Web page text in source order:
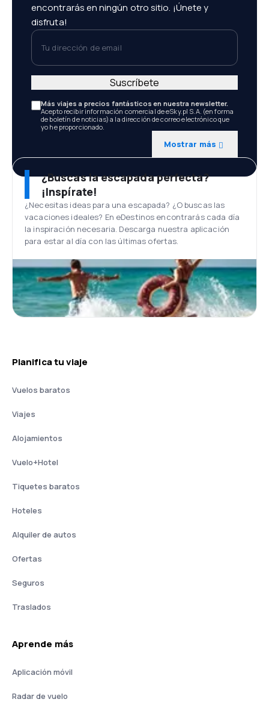
encontrarás en ningún otro sitio. ¡Únete y
disfruta!
Tu dirección de email
Más viajes a precios fantásticos en nuestra newsletter.
Acepto recibir información comercial de eSky.pl S.A. (en forma
de boletín de noticias) a la dirección de correo electrónico que
yo he proporcionado.
Mostrar más
Suscríbete
¿Buscas la escapada perfecta?
¡Inspírate!
¿Necesitas ideas para una escapada? ¿O buscas las
vacaciones ideales? En eDestinos encontrarás cada día
la inspiración necesaria. Descarga nuestra aplicación
para estar al día con las últimas ofertas.
Planifica tu viaje
Vuelos baratos
Viajes
Alojamientos
Vuelo+Hotel
Tiquetes baratos
Hoteles
Alquiler de autos
Ofertas
Seguros
Traslados
Aprende más
Aplicación móvil
Radar de vuelo